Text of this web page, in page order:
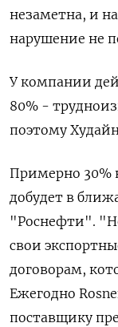
незаметна, и
нарушение не
У компании
80% -
поэтому
Примерно 30%
добудет в
"Роснефти".
свои
договорам,
Ежегодно
поставщику